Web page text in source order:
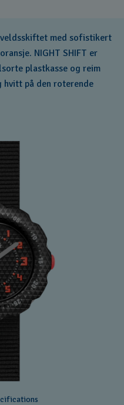
med sofistikert
NIGHT SHIFT er
plastkasse og reim
hvitt på den roterende